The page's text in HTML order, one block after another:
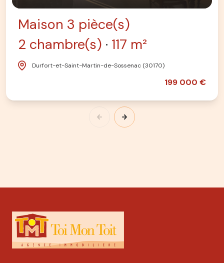
Maison 3 pièce(s)
2 chambre(s) 117 m²
Durfort-et-Saint-Martin-de-Sossenac (30170)
199 000 €